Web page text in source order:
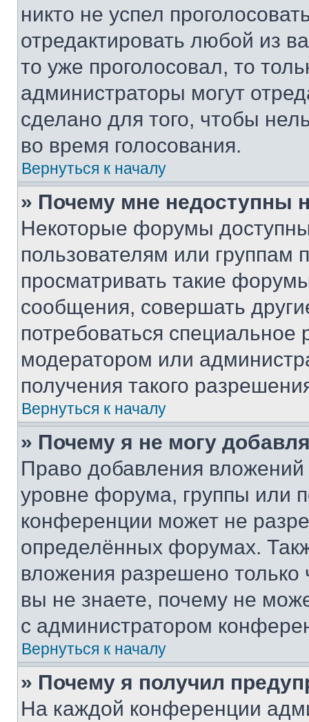
никто не успел
отредактировать любой из
то уже проголосовал, то
администраторы могут
сделано для того, чтобы
во время голосования.
Вернуться к началу
» Почему мне недоступны
Некоторые форумы
пользователям или группам
просматривать такие
сообщения, совершать
потребоваться
модератором или
получения такого
Вернуться к началу
» Почему я не могу
Право добавления
уровне форума, группы или
конференции может не
определённых форумах.
вложения разрешено
вы не знаете, почему не
с администратором
Вернуться к началу
» Почему я получил
На каждой конференции